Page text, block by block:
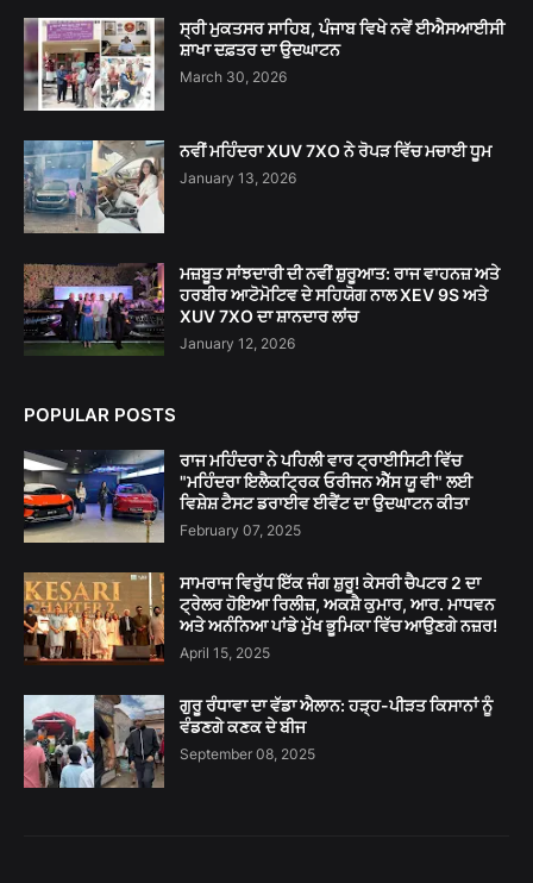
ਸ੍ਰੀ ਮੁਕਤਸਰ ਸਾਹਿਬ, ਪੰਜਾਬ ਵਿਖੇ ਨਵੇਂ ਈਐਸਆਈਸੀ
ਸ਼ਾਖਾ ਦਫ਼ਤਰ ਦਾ ਉਦਘਾਟਨ
March 30, 2026
ਨਵੀਂ ਮਹਿੰਦਰਾ XUV 7XO ਨੇ ਰੋਪੜ ਵਿੱਚ ਮਚਾਈ ਧੂਮ
January 13, 2026
ਮਜ਼ਬੂਤ ਸਾਂਝਦਾਰੀ ਦੀ ਨਵੀਂ ਸ਼ੁਰੂਆਤ: ਰਾਜ ਵਾਹਨਜ਼ ਅਤੇ
ਹਰਬੀਰ ਆਟੋਮੋਟਿਵ ਦੇ ਸਹਿਯੋਗ ਨਾਲ XEV 9S ਅਤੇ
XUV 7XO ਦਾ ਸ਼ਾਨਦਾਰ ਲਾਂਚ
January 12, 2026
POPULAR POSTS
ਰਾਜ ਮਹਿੰਦਰਾ ਨੇ ਪਹਿਲੀ ਵਾਰ ਟ੍ਰਾਈਸਿਟੀ ਵਿੱਚ
"ਮਹਿੰਦਰਾ ਇਲੈਕਟ੍ਰਿਕ ਓਰੀਜਨ ਐੱਸ ਯੂ ਵੀ" ਲਈ
ਵਿਸ਼ੇਸ਼ ਟੈਸਟ ਡਰਾਈਵ ਈਵੈਂਟ ਦਾ ਉਦਘਾਟਨ ਕੀਤਾ
February 07, 2025
ਸਾਮਰਾਜ ਵਿਰੁੱਧ ਇੱਕ ਜੰਗ ਸ਼ੁਰੂ! ਕੇਸਰੀ ਚੈਪਟਰ 2 ਦਾ
ਟ੍ਰੇਲਰ ਹੋਇਆ ਰਿਲੀਜ਼, ਅਕਸ਼ੈ ਕੁਮਾਰ, ਆਰ. ਮਾਧਵਨ
ਅਤੇ ਅਨੰਨਿਆ ਪਾਂਡੇ ਮੁੱਖ ਭੂਮਿਕਾ ਵਿੱਚ ਆਉਣਗੇ ਨਜ਼ਰ!
April 15, 2025
ਗੁਰੂ ਰੰਧਾਵਾ ਦਾ ਵੱਡਾ ਐਲਾਨ: ਹੜ੍ਹ-ਪੀੜਤ ਕਿਸਾਨਾਂ ਨੂੰ
ਵੰਡਣਗੇ ਕਣਕ ਦੇ ਬੀਜ
September 08, 2025